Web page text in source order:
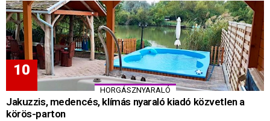
HORGÁSZNYARALÓ
Jakuzzis, medencés, klímás nyaraló kiadó közvetlen a
körös-parton